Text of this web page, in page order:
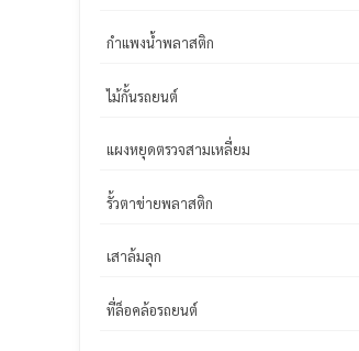
กำแพงน้ำพลาสติก
ไม้กั้นรถยนต์
แผงหยุดตรวจสามเหลี่ยม
รั้วตาข่ายพลาสติก
เสาล้มลุก
ที่ล็อคล้อรถยนต์